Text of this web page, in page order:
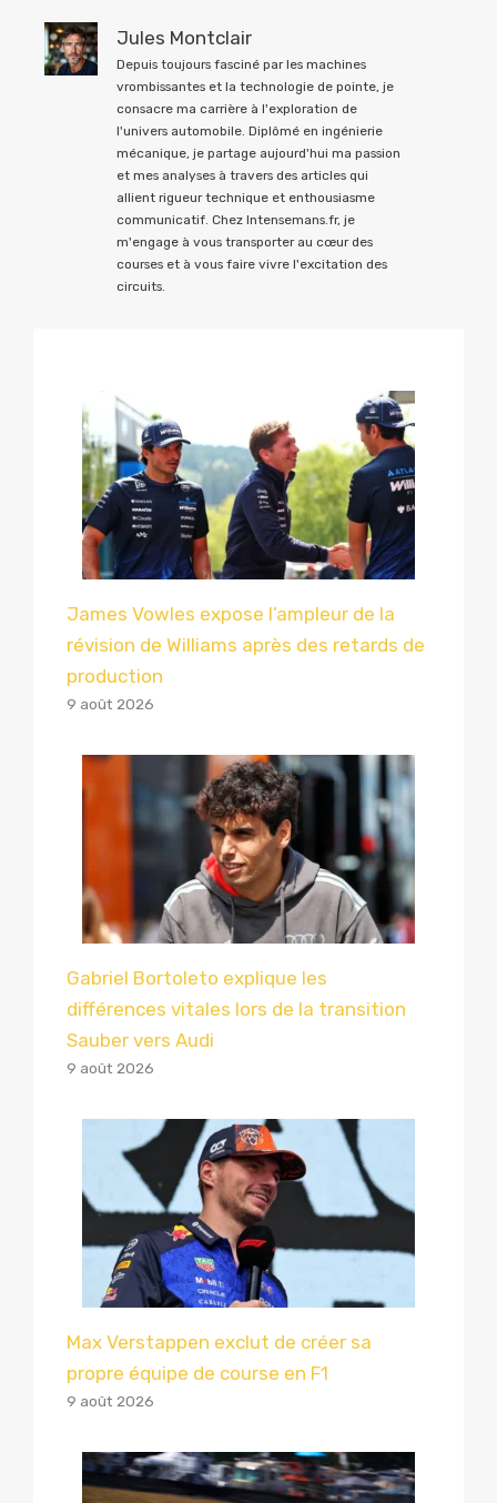
Jules Montclair
Depuis toujours fasciné par les machines
vrombissantes et la technologie de pointe, je
consacre ma carrière à l'exploration de
l'univers automobile. Diplômé en ingénierie
mécanique, je partage aujourd'hui ma passion
et mes analyses à travers des articles qui
allient rigueur technique et enthousiasme
communicatif. Chez Intensemans.fr, je
m'engage à vous transporter au cœur des
courses et à vous faire vivre l'excitation des
circuits.
James Vowles expose l’ampleur de la
révision de Williams après des retards de
production
9 août 2026
Gabriel Bortoleto explique les
différences vitales lors de la transition
Sauber vers Audi
9 août 2026
Max Verstappen exclut de créer sa
propre équipe de course en F1
9 août 2026